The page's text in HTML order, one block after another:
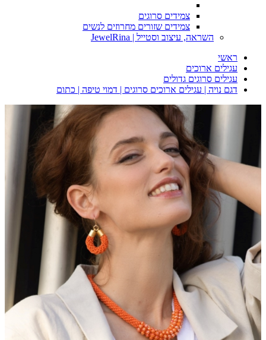
צמידים סרוגים
צמידים שזורים מחרוזים לנשים
השראה, עיצוב וסטייל | JewelRina
ראשי
עגילים ארוכים
עגילים סרוגים גדולים
דגם נויה | עגילים ארוכים סרוגים | דמוי טיפה | כתום